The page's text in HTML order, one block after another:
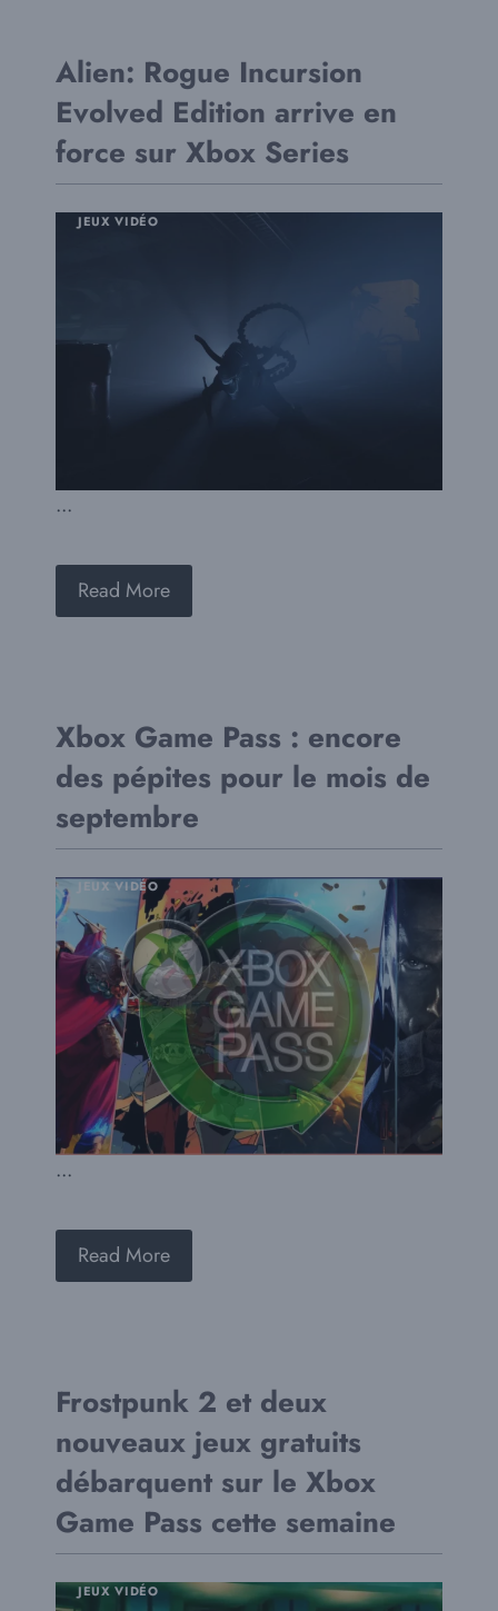
Alien: Rogue Incursion
Evolved Edition arrive en
force sur Xbox Series
JEUX VIDÉO
...
Read More
Xbox Game Pass : encore
des pépites pour le mois de
septembre
JEUX VIDÉO
...
Read More
Frostpunk 2 et deux
nouveaux jeux gratuits
débarquent sur le Xbox
Game Pass cette semaine
JEUX VIDÉO